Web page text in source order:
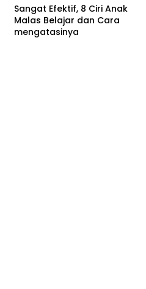
Sangat Efektif, 8 Ciri Anak
Malas Belajar dan Cara
mengatasinya